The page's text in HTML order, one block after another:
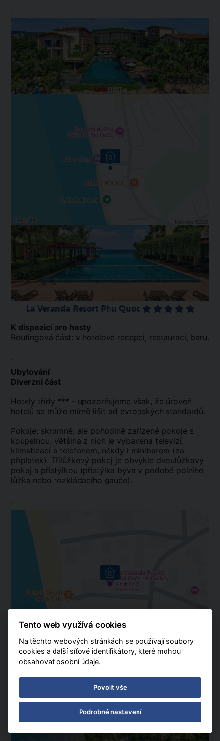
.
La Veranda Resort Phu Quoc
K dispozici pro hosty
Routingová část: v hotelové recepci, restauraci, baru.
.
Ubytování
Diverzní část
Hotely třídy *** - upozorňujeme však, že úroveň
hotelů se může mírně lišit od evropských standardů.
Pokoje: skromně, ale pohodlně zařízené pokoje s
koupelnou. Většina z nich je vybavena televizí,
klimatizací a telefonem, někdy i minibarem (za
příplatek). Třílůžkový pokoj je obvykle dvoulůžkový
pokoj s přistýlkou (přistýlka bývá v podobě polního
lůžka nebo rozkládacího gauče).
.
Tento web využívá cookies
Na těchto webových stránkách se používají soubory
cookies a další síťové identifikátory, které mohou
obsahovat osobní údaje.
Povolit vše
Podrobné nastavení